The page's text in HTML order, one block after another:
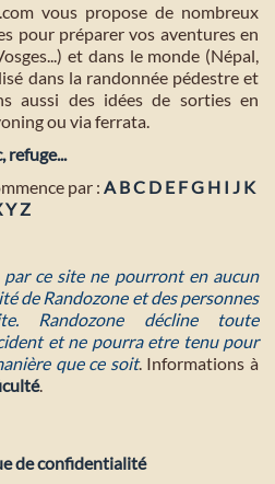
vous propose de nombreux
pour préparer vos aventures en
et dans le monde (Népal,
dans la randonnée pédestre et
aussi des idées de sorties en
ou via ferrata.
refuge...
par : A BC D E FG H I J K
YZ
ce site ne pourront en aucun
de Randozone et des personnes
Randozone décline toute
et ne pourra etre tenu pour
que ce soit. Informations à
.
de confidentialité